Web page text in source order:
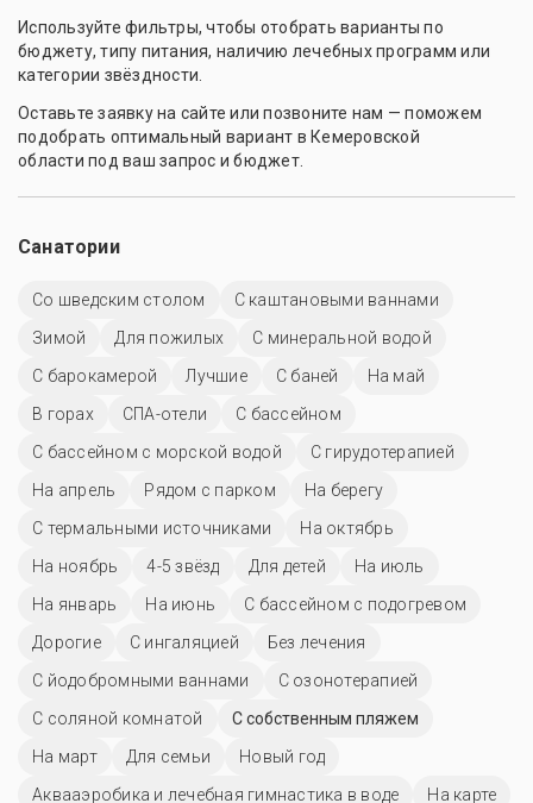
Используйте фильтры, чтобы отобрать варианты по
бюджету, типу питания, наличию лечебных программ или
категории звёздности.
Оставьте заявку на сайте или позвоните нам — поможем
подобрать оптимальный вариант в Кемеровской
области под ваш запрос и бюджет.
Санатории
Со шведским столом
С каштановыми ваннами
Зимой
Для пожилых
С минеральной водой
С барокамерой
Лучшие С баней
На май
В горах
СПА-отели
C бассейном
С бассейном с морской водой
С гирудотерапией
На апрель
Рядом с парком
На берегу
С термальными источниками
На октябрь
На ноябрь
4-5 звёзд Для детей
На июль
На январь
На июнь
С бассейном с подогревом
Дорогие
С ингаляцией
Без лечения
С йодобромными ваннами
С озонотерапией
С соляной комнатой
С собственным пляжем
На март
Для семьи
Новый год
Аквааэробика и лечебная гимнастика в воде
На карте